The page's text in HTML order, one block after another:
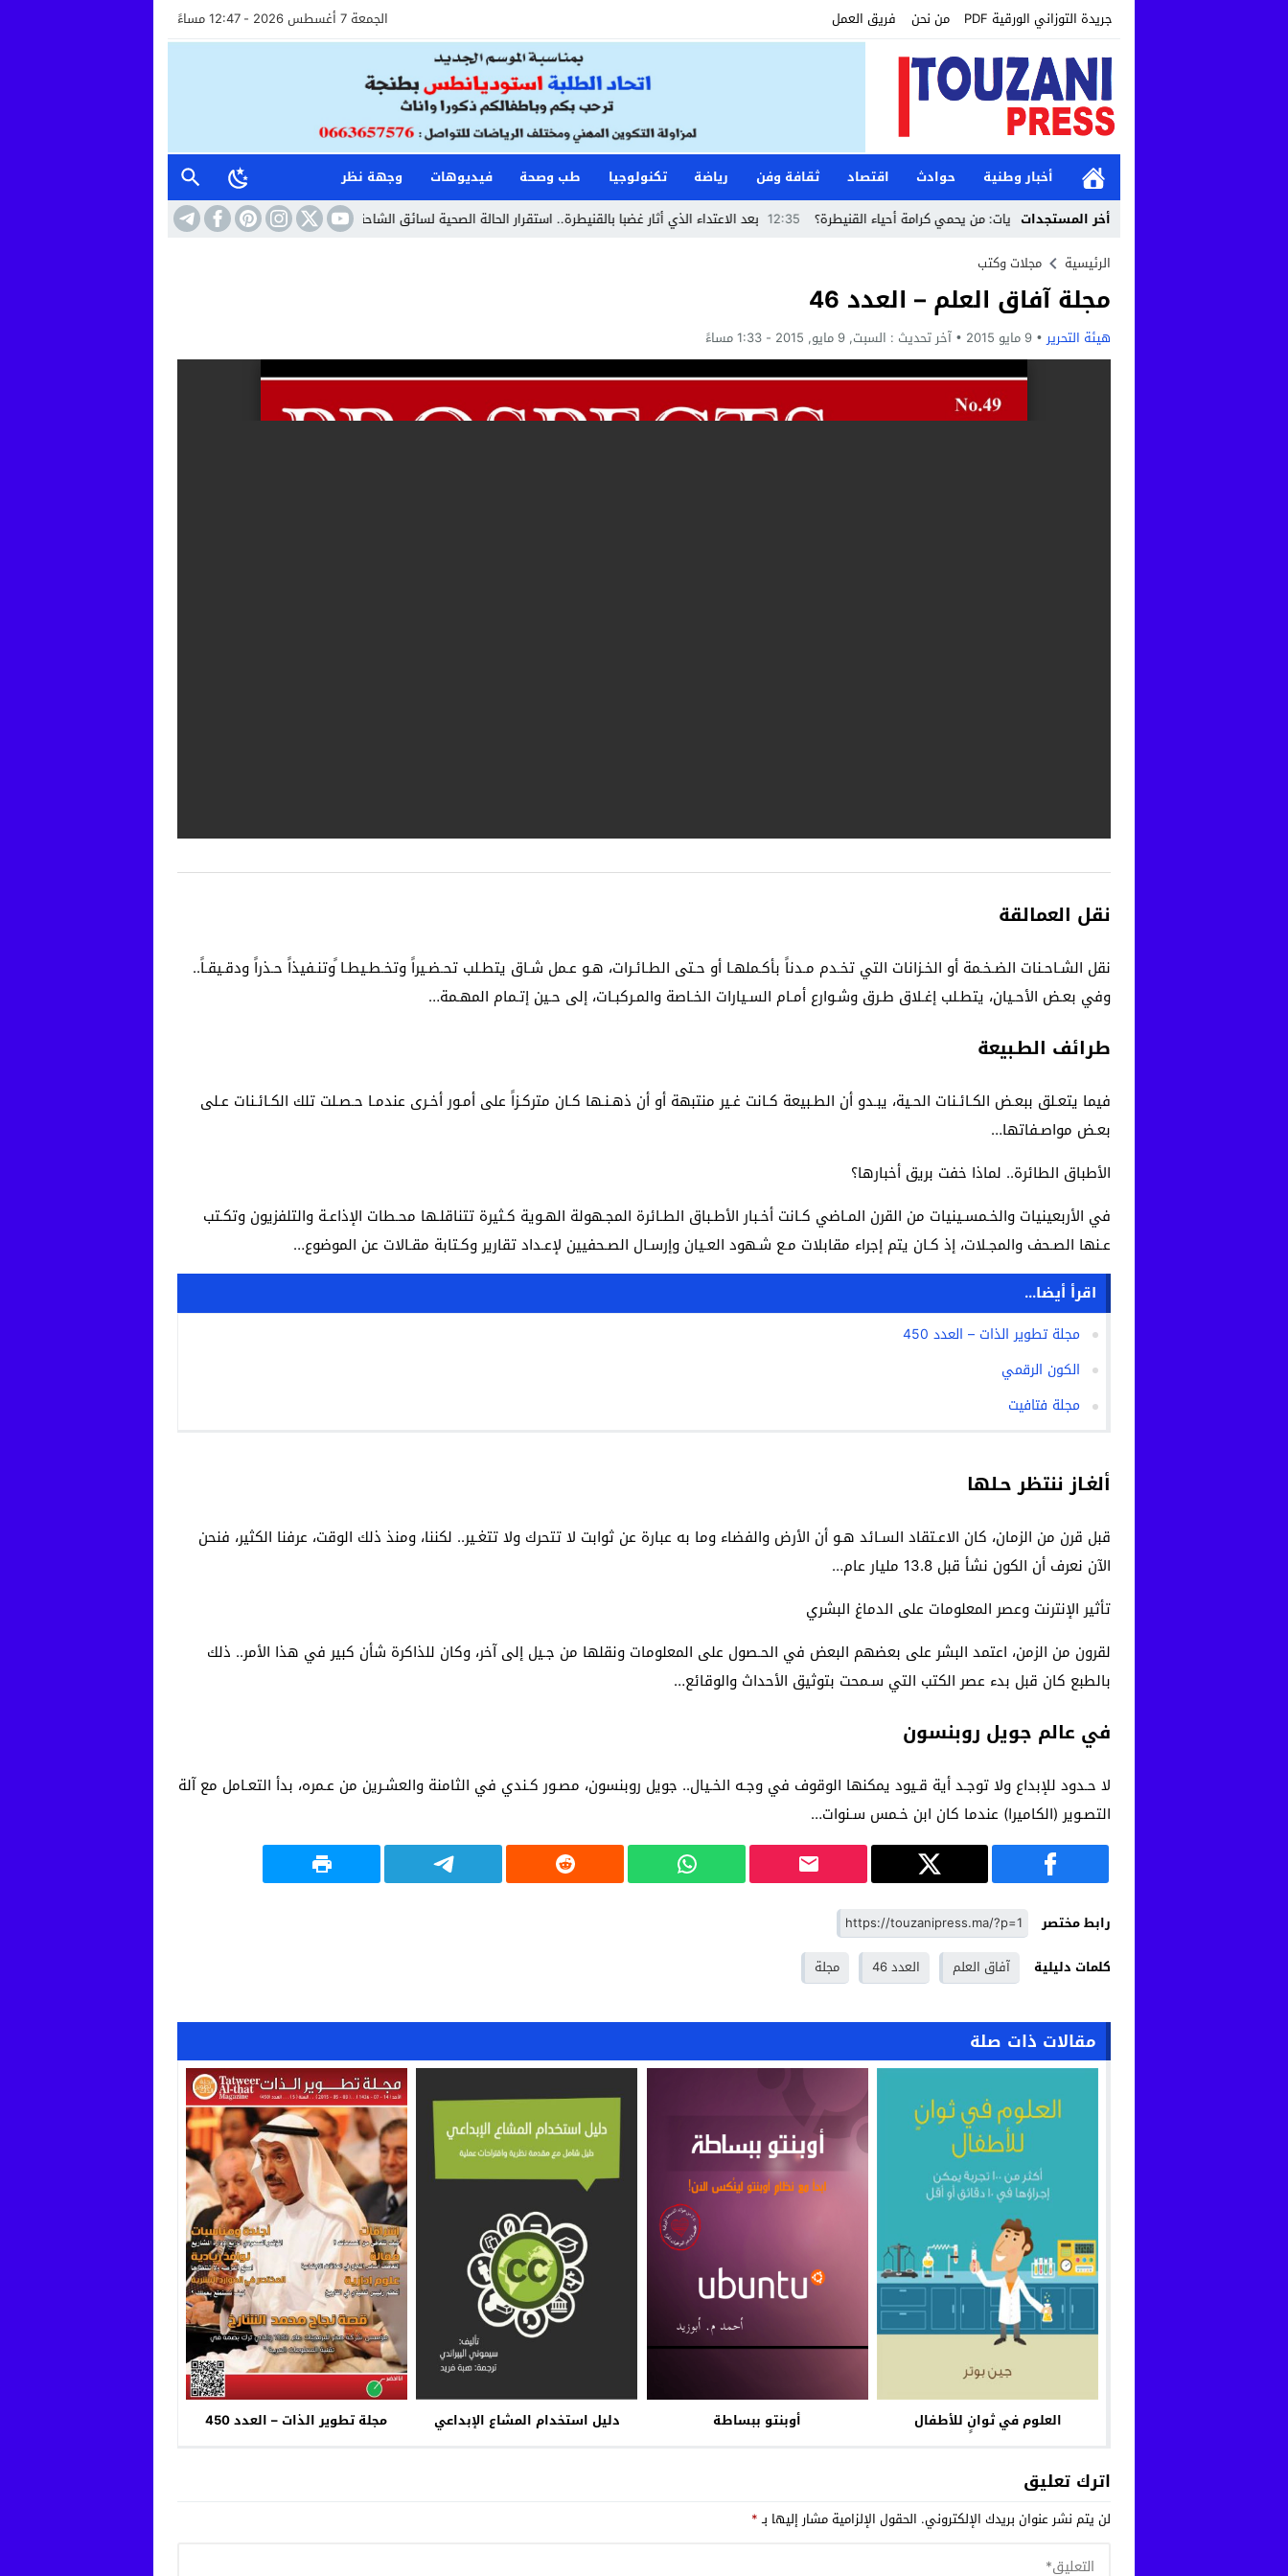
جريدة التوزاني الورقية PDF من نحن فريق العمل الجمعة 7 أغسطس 2026 - 12:47 مساءً
أخبار وطنية حوادث اقتصاد ثقافة وفن رياضة تكنولوجيا طب وصحة فيديوهات
وجهة نظر
أخر المستجدات
حين تتحول الساحة إلى مطرح نفايات: من يحمي كرامة أحياء القنيطرة؟ 12:35 بعد الاعتداء الذي أثار غضبا بالقنيطرة.. استقرار الحالة الصحية لسائق الشاحنة ومواصلة مراقبته طبيا 11:13 تفكيك خلية إرهابية موالية لـ”داعش” بين
الرئيسية
مجلات وكتب
مجلة آفاق العلم – العدد 46
هيئة التحرير 9 مايو 2015 آخر تحديث : السبت, 9 مايو, 2015 - 1:33 مساءً
نقل العمالقة
نقل الشـاحـنات الضـخـمة أو الخـزانات التي تخـدم مـدناً بأكـملهـا أو حـتى الطـائـرات، هـو عـمل شـاق يتطـلب تحـضـيراً وتخـطـيطـا ًوتنـفيذاً حـذراً ودقـيقـاً..
وفي بعـض الأحـيان، يتطـلب إغـلاق طـرق وشـوارع أمـام السـيارات الخـاصة والمـركبـات، إلى حـين إتـمام المهـمة…
طرائف الطـبيعة
فيما يتعـلق ببعـض الكـائـنات الحـية، يبـدو أن الطـبيعة كـانت غـير منتبهة أو أن ذهـنـها كـان متركـزاً على أمـور أخـرى عندمـا حـصـلت تلك الكـائـنات عـلى
بعـض مواصـفاتها…
الأطباق الطائرة.. لماذا خفت بريق أخبارها؟
في الأربعينيات والخـمسـينيات من القرن المـاضي كـانت أخـبار الأطـباق الطـائرة المجـهولة الهـوية كـثيرة تتناقلـها محـطات الإذاعـة والتلفزيون وتكـتب
عـنها الصـحف والمجـلات، إذ كـان يتم إجراء مقابلات مـع شـهود العـيان وإرسـال الصـحفيين لإعـداد تقارير وكـتابة مقـالات عن الموضوع…
اقرأ أيضا...
مجلة تطوير الذات – العدد 450
الكون الرقمي
مجلة فتافيت
ألغـاز ننتظر حـلها
قبل قرن من الزمان، كان الاعـتقاد السـائد هـو أن الأرض والفضاء وما به عبارة عن ثوابت لا تتحرك ولا تتغـير.. لكننا، ومنذ ذلك الوقت، عرفنا الكثير، فنحن
الآن نعرف أن الكون نشأ قبل 13.8 مليار عام…
تأثير الإنترنت وعصر المعلومات على الدماغ البشري
لقرون من الزمن، اعتمد البشر على بعضهم البعض في الحـصول على المعلومات ونقلها من جـيل إلى آخر، وكان للذاكرة شأن كبير في هذا الأمر.. ذلك
بالطبع كان قبل بدء عصر الكتب التي سـمحت بتوثيق الأحداث والوقائع…
في عالم جويل روبنسون
لا حـدود للإبداع ولا توجـد أية قـيود يمكنها الوقوف في وجـه الخـيال.. جويل روبنسون، مصـور كـندي في الثامنة والعشـرين من عـمره، بدأ التعـامل مع آلة
التصـوير (الكاميرا) عندما كان ابن خـمس سـنوات…
رابط مختصر
كلمات دليلية
آفاق العلم العدد 46 مجلة
مقالات ذات صلة
العلوم في ثوانٍ للأطفال أوبنتو ببساطة دليل استخدام المشاع الإبداعي مجلة تطوير الذات – العدد 450
اترك تعليق
لن يتم نشر عنوان بريدك الإلكتروني. الحقول الإلزامية مشار إليها بـ*